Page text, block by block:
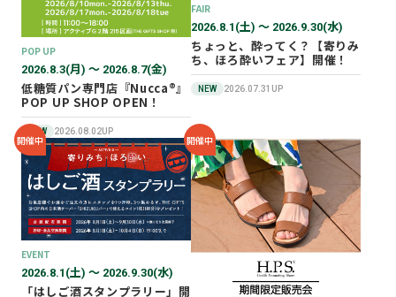
POP UP
2026.8.3(月) 〜 2026.8.7(金)
低糖質パン専門店『Nucca®』
POP UP SHOP OPEN！
NEW 2026.08.02UP
FAIR
2026.8.1(土) 〜 2026.9.30(水)
ちょっと、酔ってく？【寄りみ
ち、ほろ酔いフェア】開催！
NEW 2026.07.31UP
開催中
EVENT
2026.8.1(土) 〜 2026.9.30(水)
「はしご酒スタンプラリー」開
開催中